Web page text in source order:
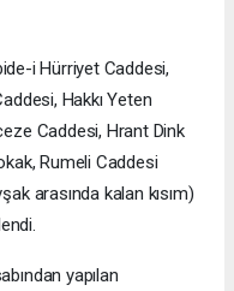
i Hürriyet Caddesi,
Hakkı Yeten
Caddesi, Hrant Dink
Rumeli Caddesi
arasında kalan kısım)
yapılan